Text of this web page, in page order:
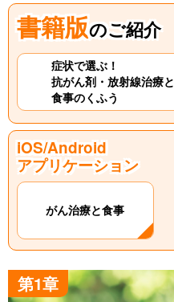
書籍版のご紹介
症状で選ぶ！
抗がん剤・放射線治療と
食事のくふう
iOS/Android
アプリケーション
がん治療と食事
第1章